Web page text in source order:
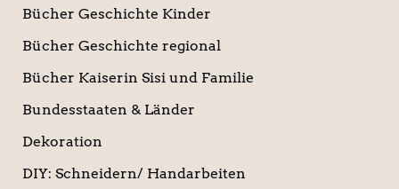
Bücher Geschichte Kinder
Bücher Geschichte regional
Bücher Kaiserin Sisi und Familie
Bundesstaaten & Länder
Dekoration
DIY: Schneidern/ Handarbeiten